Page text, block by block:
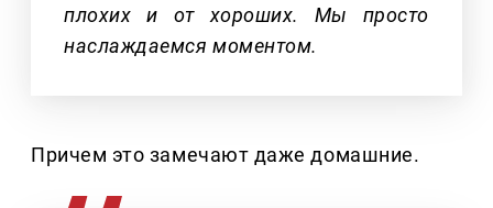
плохих и от хороших. Мы просто
наслаждаемся моментом.
Причем это замечают даже домашние.